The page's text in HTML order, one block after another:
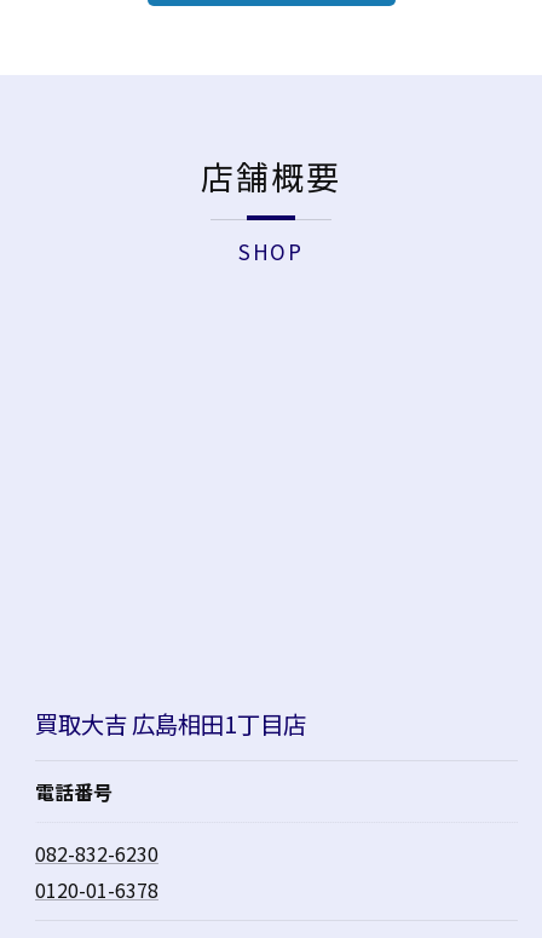
店舗概要
SHOP
買取大吉 広島相田1丁目店
電話番号
082-832-6230
0120-01-6378